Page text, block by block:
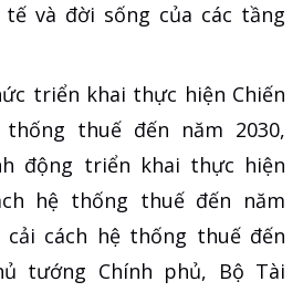
và đời sống của các tầng
triển khai thực hiện Chiến
thuế đến năm 2030,
động triển khai thực hiện
hệ thống thuế đến năm
cải cách hệ thống thuế đến
tướng Chính phủ, Bộ Tài